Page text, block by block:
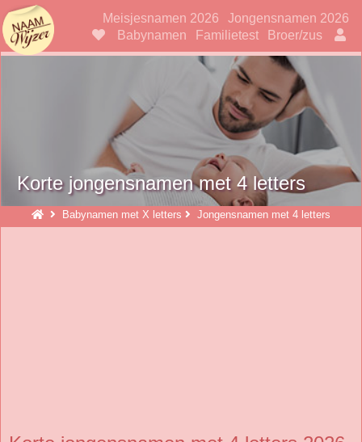
NaamwijzerMeisjesnamen 2026
Jongensnamen 2026
Babynamen
Familietest Broer/zus
Korte jongensnamen met 4 letters
Babynamen met X letters Jongensnamen met 4 letters